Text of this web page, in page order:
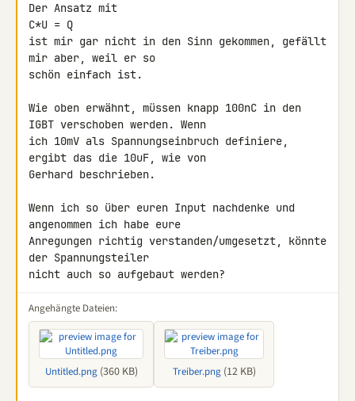
Der Ansatz mit
C*U = Q
ist mir gar nicht in den Sinn gekommen, gefällt
mir aber, weil er so
schön einfach ist.
Wie oben erwähnt, müssen knapp 100nC in den
IGBT verschoben werden. Wenn
ich 10mV als Spannungseinbruch definiere,
ergibt das die 10uF, wie von
Gerhard beschrieben.
Wenn ich so über euren Input nachdenke und
angenommen ich habe eure
Anregungen richtig verstanden/umgesetzt, könnte
der Spannungsteiler
nicht auch so aufgebaut werden?
Angehängte Dateien:
Untitled.png(360 KB) Treiber.png(12 KB)